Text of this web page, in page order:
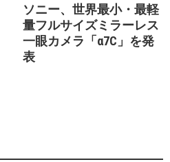
ソニー、世界最小・最軽
量フルサイズミラーレス
一眼カメラ「α7C」を発
表